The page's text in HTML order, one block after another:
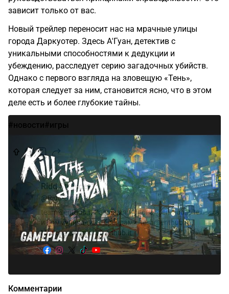
зависит только от вас.
Новый трейлер переносит нас на мрачные улицы
города Даркуотер. Здесь А'Гуан, детектив с
уникальными способностями к дедукции и
убеждению, расследует серию загадочных убийств.
Однако с первого взгляда на зловещую «Тень»,
которая следует за ним, становится ясно, что в этом
деле есть и более глубокие тайны.
#новости#игры
Ridd Strayder?
@Ridd-Strayder
team@enthub.it Редакция: editorial@enthub.it Техника
и коммуникации с брендами: tech@enthub.it
Модерация: mod@enthub.it
Комментарии